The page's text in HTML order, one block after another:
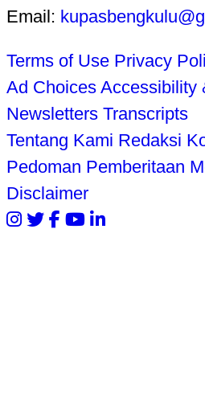
Email:
Terms of Use Privacy
Ad Choices Accessibility
Newsletters Transcripts
Tentang Kami Redaksi
Pedoman Pemberitaan
Disclaimer